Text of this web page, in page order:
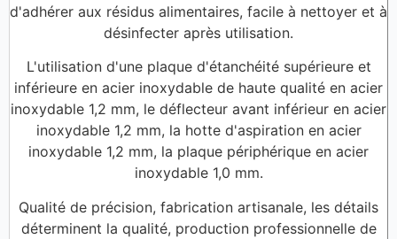
d'adhérer aux résidus alimentaires, facile à nettoyer et à
désinfecter après utilisation.
L'utilisation d'une plaque d'étanchéité supérieure et
inférieure en acier inoxydable de haute qualité en acier
inoxydable 1,2 mm, le déflecteur avant inférieur en acier
inoxydable 1,2 mm, la hotte d'aspiration en acier
inoxydable 1,2 mm, la plaque périphérique en acier
inoxydable 1,0 mm.
Qualité de précision, fabrication artisanale, les détails
déterminent la qualité, production professionnelle de